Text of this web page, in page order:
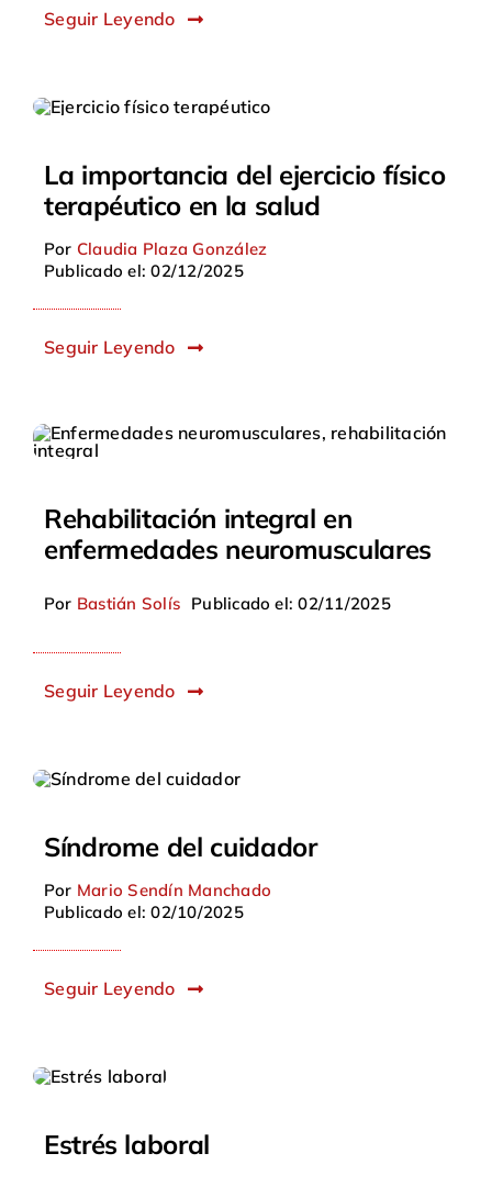
Seguir Leyendo
La importancia del ejercicio físico
terapéutico en la salud
Por Claudia Plaza González
Publicado el: 02/12/2025
Seguir Leyendo
Rehabilitación integral en
enfermedades neuromusculares
Por Bastián Solís Publicado el: 02/11/2025
Seguir Leyendo
Síndrome del cuidador
Por Mario Sendín Manchado
Publicado el: 02/10/2025
Seguir Leyendo
Estrés laboral